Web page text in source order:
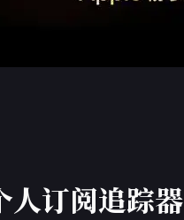
订阅追踪器